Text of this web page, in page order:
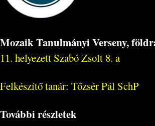
Mozaik Tanulmányi Verseny,
11. helyezett Szabó Zsolt 8. a
Felkészítő tanár: Tőzsér Pál SchP
További részletek